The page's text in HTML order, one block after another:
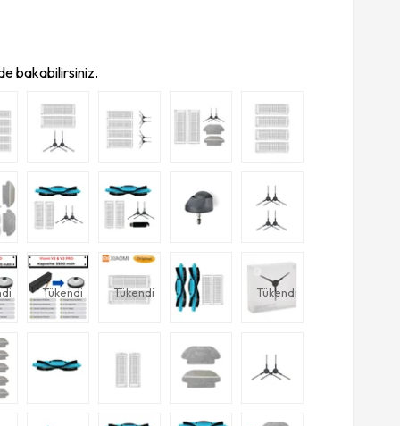
bakabilirsiniz.
Tükendi Tükendi Tükendi